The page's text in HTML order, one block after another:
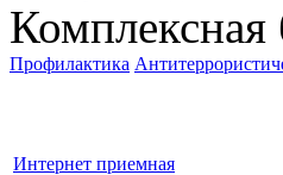
Комплексная
Профилактика
Интернет приемная